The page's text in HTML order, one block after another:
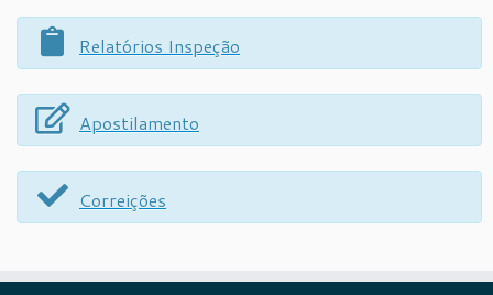
Relatórios Inspeção
Apostilamento
Correições